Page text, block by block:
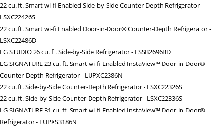
22 cu. ft. Smart wi-fi Enabled Side-by-Side Counter-Depth Refrigerator -
LSXC22426S
22 cu. ft. Smart wi-fi Enabled Door-in-Door® Counter-Depth Refrigerator -
LSXC22486D
LG STUDIO 26 cu. ft. Side-by-Side Refrigerator - LSSB2696BD
LG SIGNATURE 23 cu. ft. Smart wi-fi Enabled InstaView™ Door-in-Door®
Counter-Depth Refrigerator - LUPXC2386N
22 cu. ft. Side-by-Side Counter-Depth Refrigerator - LSXC22326S
22 cu. ft. Side-by-Side Counter-Depth Refrigerator - LSXC22336S
LG SIGNATURE 31 cu. ft. Smart wi-fi Enabled InstaView™ Door-in-Door®
Refrigerator - LUPXS3186N